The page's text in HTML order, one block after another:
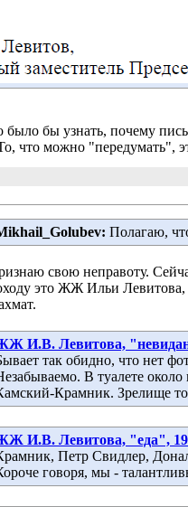
было бы узнать, почему
что можно "передумать",
Полагаю,
свою неправоту.
это ЖЖ Ильи Левитова,
И.В. Левитова,
так обидно, что нет
В туалете
Крамник. Зрелище
И.В. Левитова, "еда",
Петр Свидлер,
говоря, мы -